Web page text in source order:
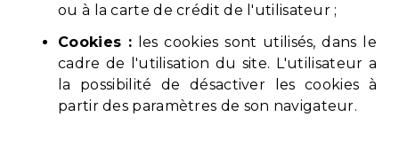
ou à la carte de crédit de l'utilisateur ;
Cookies : les cookies sont utilisés, dans le
cadre de l'utilisation du site. L'utilisateur a
la possibilité de désactiver les cookies à
partir des paramètres de son navigateur.